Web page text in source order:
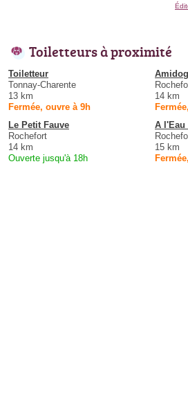
Toiletteurs à proximité
Toiletteur
Tonnay-Charente
13 km
Fermée, ouvre à 9h
Amidog
14 km
Le Petit Fauve
Rochefort
14 km
Ouverte jusqu'à 18h
A l'Eau
15 km